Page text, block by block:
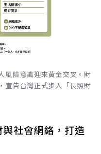
風險意識迎來黃金交叉。財
宣告台灣正式步入「長照財
社會網絡，打造